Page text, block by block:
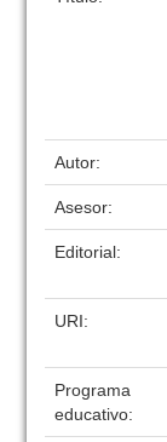
Autor:
Asesor:
Editorial:
URI:
Programa
educativo: